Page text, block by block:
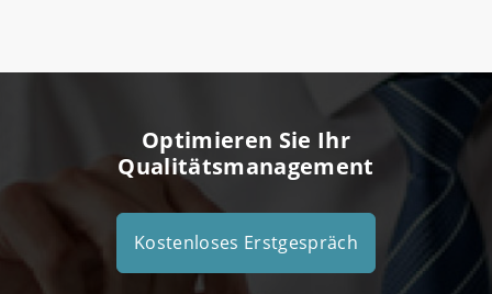
Optimieren Sie Ihr
Qualitätsmanagement
Kostenloses Erstgespräch